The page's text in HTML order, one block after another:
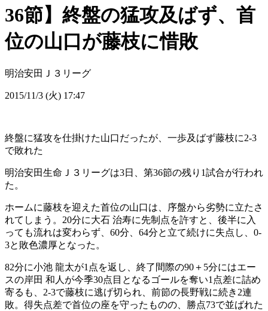
36節】終盤の猛攻及ばず、首
位の山口が藤枝に惜敗
明治安田Ｊ３リーグ
2015/11/3 (火) 17:47
終盤に猛攻を仕掛けた山口だったが、一歩及ばず藤枝に2-3
で敗れた
明治安田生命Ｊ３リーグは3日、第36節の残り1試合が行われ
た。
ホームに藤枝を迎えた首位の山口は、序盤から劣勢に立たさ
れてしまう。20分に大石 治寿に先制点を許すと、後半に入
っても流れは変わらず、60分、64分と立て続けに失点し、0-
3と敗色濃厚となった。
82分に小池 龍太が1点を返し、終了間際の90＋5分にはエー
スの岸田 和人が今季30点目となるゴールを奪い1点差に詰め
寄るも、2-3で藤枝に逃げ切られ、前節の長野戦に続き2連
敗。得失点差で首位の座を守ったものの、勝点73で並ばれた